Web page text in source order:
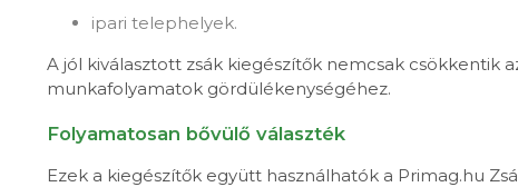
ipari telephelyek.
A jól kiválasztott zsák kiegészítők nemcsak csökkentik
munkafolyamatok gördülékenységéhez.
Folyamatosan bővülő választék
Ezek a kiegészítők együtt használhatók a Primag.hu